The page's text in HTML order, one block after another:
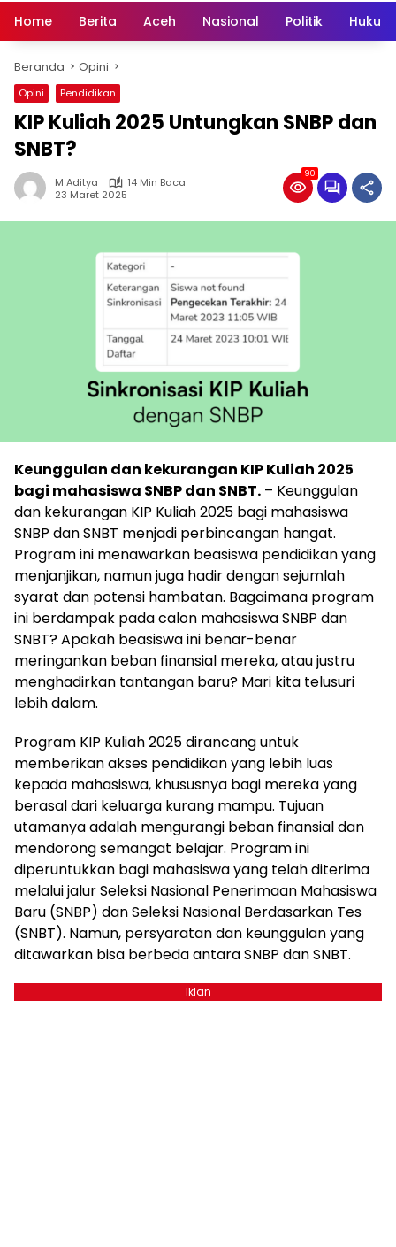
Home Berita Aceh Nasional Politik
Beranda Opini
Opini Pendidikan
KIP Kuliah 2025 Untungkan SNBP dan
SNBT?
M Aditya
14 Min Baca
23 Maret 2025
90
Keunggulan dan kekurangan KIP Kuliah 2025
bagi mahasiswa SNBP dan SNBT. – Keunggulan
dan kekurangan KIP Kuliah 2025 bagi mahasiswa
SNBP dan SNBT menjadi perbincangan hangat.
Program ini menawarkan beasiswa pendidikan yang
menjanjikan, namun juga hadir dengan sejumlah
syarat dan potensi hambatan. Bagaimana program
ini berdampak pada calon mahasiswa SNBP dan
SNBT? Apakah beasiswa ini benar-benar
meringankan beban finansial mereka, atau justru
menghadirkan tantangan baru? Mari kita telusuri
lebih dalam.
Program KIP Kuliah 2025 dirancang untuk
memberikan akses pendidikan yang lebih luas
kepada mahasiswa, khususnya bagi mereka yang
berasal dari keluarga kurang mampu. Tujuan
utamanya adalah mengurangi beban finansial dan
mendorong semangat belajar. Program ini
diperuntukkan bagi mahasiswa yang telah diterima
melalui jalur Seleksi Nasional Penerimaan Mahasiswa
Baru (SNBP) dan Seleksi Nasional Berdasarkan Tes
(SNBT). Namun, persyaratan dan keunggulan yang
ditawarkan bisa berbeda antara SNBP dan SNBT.
Iklan